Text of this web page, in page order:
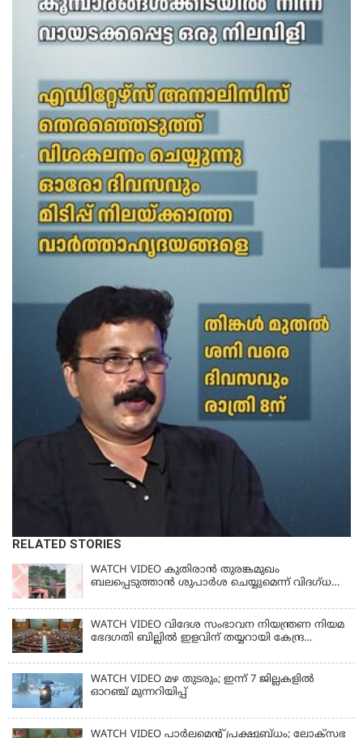
RELATED STORIES
WATCH VIDEO കുതിരാൻ തുരങ്കമുഖം
ബലപ്പെടുത്താൻ ശുപാർശ ചെയ്യുമെന്ന് വിദഗ്ധ
WATCH VIDEO വിദേശ സംഭാവന നിയന്ത്രണ നിയമ
ഭേദഗതി ബില്ലില്‍ ഇളവിന് തയ്യറായി കേന്ദ്ര
WATCH VIDEO മഴ തുടരും; ഇന്ന് 7 ജില്ലകളിൽ
ഓറഞ്ച് മുന്നറിയിപ്പ്
WATCH VIDEO പാർലമെൻ്റ് പ്രക്ഷുബ്ധം; ലോക്സഭ